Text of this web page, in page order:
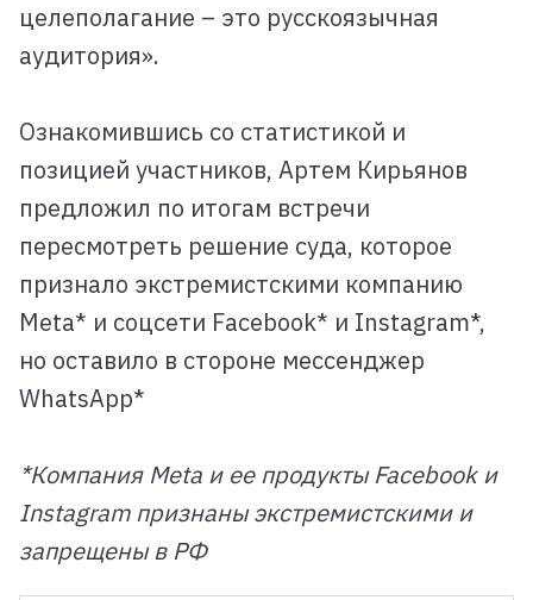
целеполагание – это русскоязычная
аудитория».
Ознакомившись со статистикой и
позицией участников, Артем Кирьянов
предложил по итогам встречи
пересмотреть решение суда, которое
признало экстремистскими компанию
Meta* и соцсети Facebook* и Instagram*,
но оставило в стороне мессенджер
WhatsApp*
*Компания Meta и ее продукты Facebook и
Instagram признаны экстремистскими и
запрещены в РФ